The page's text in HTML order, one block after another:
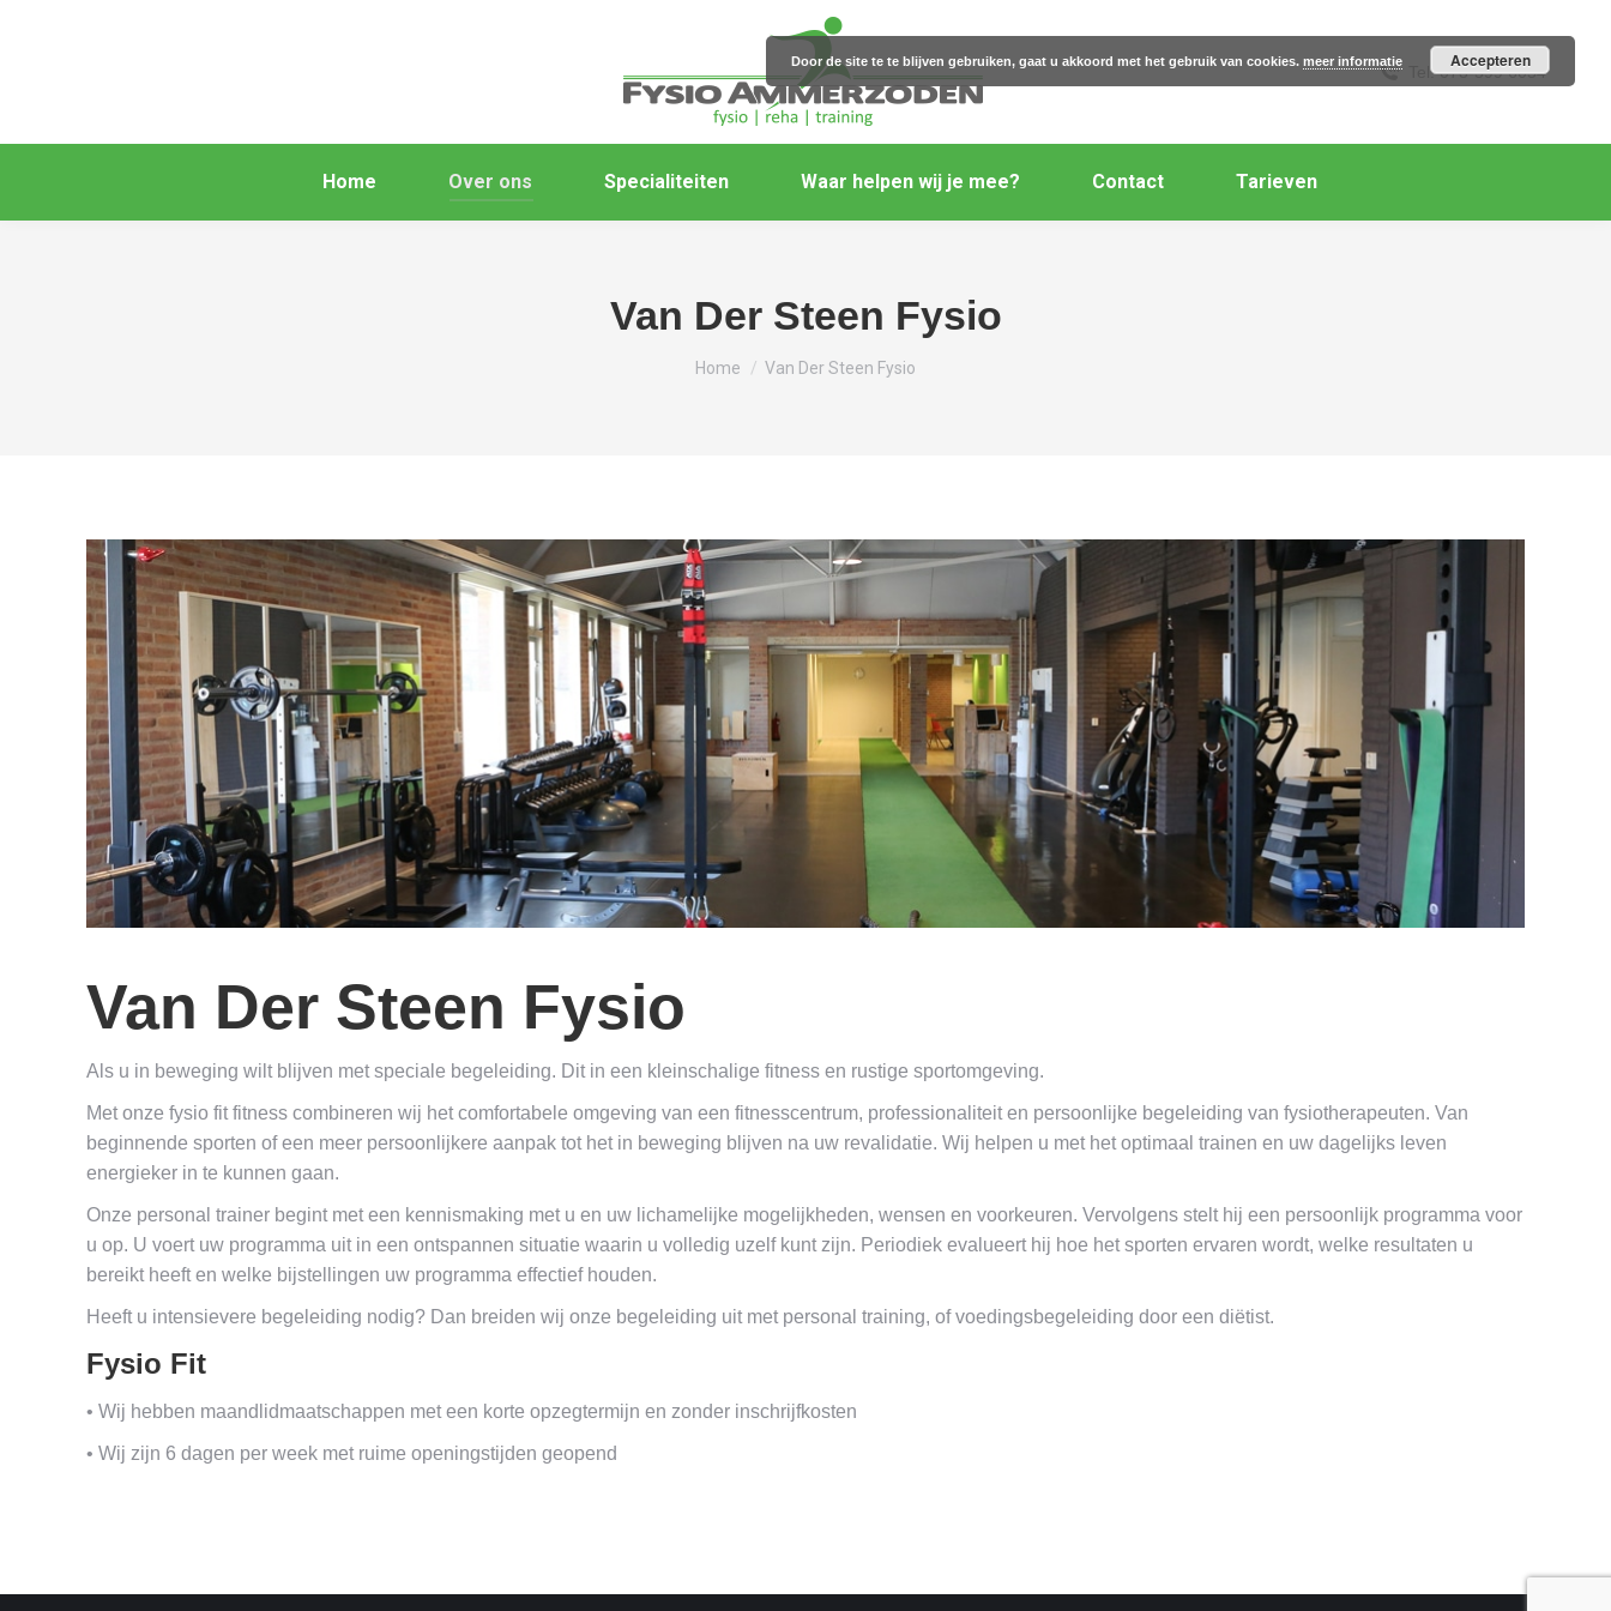
Tel: 073-599 6054
Home Over ons Specialiteiten Waar helpen wij je mee? Contact Tarieven
Van Der Steen Fysio
Je bent hier:
Home Van Der Steen Fysio
Van Der Steen Fysio
Als u in beweging wilt blijven met speciale begeleiding. Dit in een kleinschalige fitness en rustige sportomgeving.
Met onze fysio fit fitness combineren wij het comfortabele omgeving van een fitnesscentrum, professionaliteit en persoonlijke begeleiding van fysiotherapeuten. Van
beginnende sporten of een meer persoonlijkere aanpak tot het in beweging blijven na uw revalidatie. Wij helpen u met het optimaal trainen en uw dagelijks leven
energieker in te kunnen gaan.
Onze personal trainer begint met een kennismaking met u en uw lichamelijke mogelijkheden, wensen en voorkeuren. Vervolgens stelt hij een persoonlijk programma voor
u op. U voert uw programma uit in een ontspannen situatie waarin u volledig uzelf kunt zijn. Periodiek evalueert hij hoe het sporten ervaren wordt, welke resultaten u
bereikt heeft en welke bijstellingen uw programma effectief houden.
Heeft u intensievere begeleiding nodig? Dan breiden wij onze begeleiding uit met personal training, of voedingsbegeleiding door een diëtist.
Fysio Fit
• Wij hebben maandlidmaatschappen met een korte opzegtermijn en zonder inschrijfkosten
• Wij zijn 6 dagen per week met ruime openingstijden geopend
Door de site te te blijven gebruiken, gaat u akkoord met het gebruik van cookies. meer informatie Accepteren